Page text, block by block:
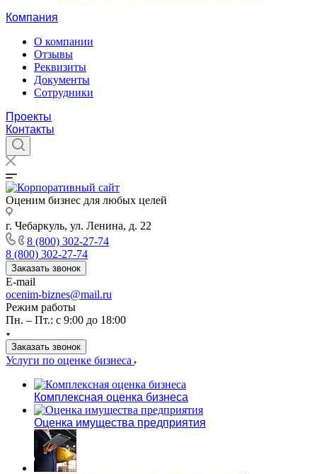
Компания
О компании
Отзывы
Реквизиты
Документы
Сотрудники
Проекты
Контакты
Оценим бизнес для любых целей
г. Чебаркуль, ул. Ленина, д. 22
8 (800) 302-27-74
8 (800) 302-27-74
Заказать звонок
E-mail
ocenim-biznes@mail.ru
Режим работы
Пн. – Пт.: с 9:00 до 18:00
Заказать звонок
Услуги по оценке бизнеса
Комплексная оценка бизнеса
Оценка имущества предприятия